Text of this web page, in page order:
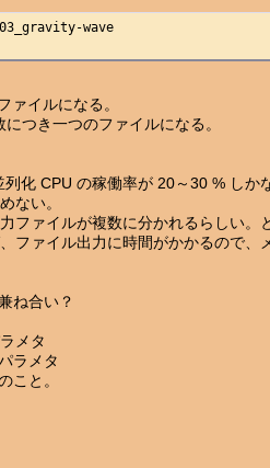
wave
イルになる。
つき一つのファイルになる。
列化 CPU の稼働率が 20～30 % し
ない。
ファイルが複数に分かれるらしい。
ファイル出力に時間がかかるので、
ね合い？
メタ
ラメタ
こと。